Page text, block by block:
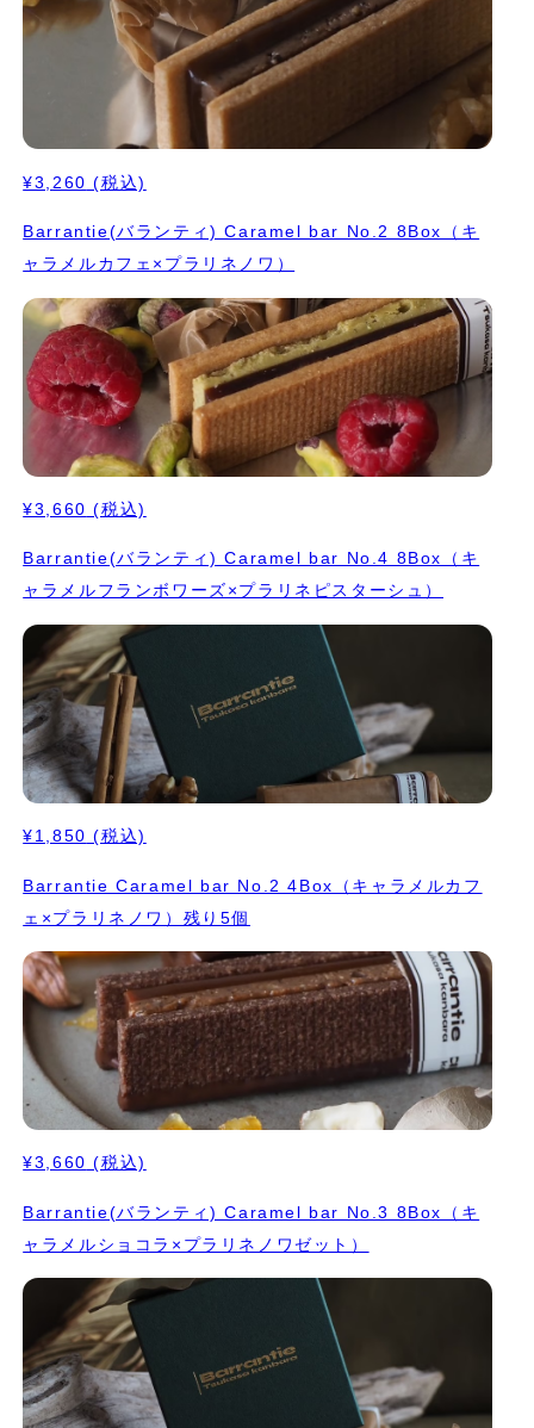
¥3,260 (税込)
Barrantie(バランティ) Caramel bar No.2 8Box（キ
ャラメルカフェ×プラリネノワ）
¥3,660 (税込)
Barrantie(バランティ) Caramel bar No.4 8Box（キ
ャラメルフランボワーズ×プラリネピスターシュ）
¥1,850 (税込)
Barrantie Caramel bar No.2 4Box（キャラメルカフ
ェ×プラリネノワ）残り5個
¥3,660 (税込)
Barrantie(バランティ) Caramel bar No.3 8Box（キ
ャラメルショコラ×プラリネノワゼット）